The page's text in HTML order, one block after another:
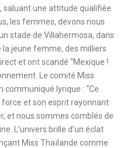
saluant une attitude qualifiée
les femmes, devons nous
stade de Villahermosa, dans
la jeune femme, des milliers
et ont scandé “Mexique !
Le comité Miss
communiqué lyrique : “Ce
force et son esprit rayonnant
et nous sommes comblés de
L’univers brille d’un éclat
Miss Thaïlande comme